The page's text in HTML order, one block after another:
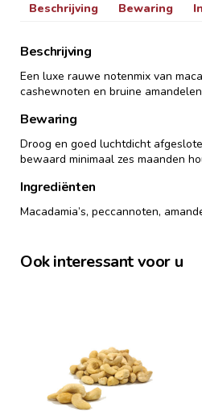
Beschrijving Bewaring
Beschrijving
Een luxe rauwe notenmix van
cashewnoten en bruine
Bewaring
Droog en goed luchtdicht
bewaard minimaal zes maanden
Ingrediënten
Macadamia’s, peccannoten,
Ook interessant voor u